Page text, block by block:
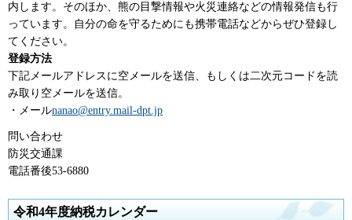
内します。そのほか、熊の目撃情報や火災連絡などの情報発信も行
っています。自分の命を守るためにも携帯電話などからぜひ登録し
てください。
登録方法
下記メールアドレスに空メールを送信、もしくは二次元コードを読
み取り空メールを送信。
・メールnanao@entry.mail-dpt.jp
問い合わせ
防災交通課
電話番後53-6880
令和4年度納税カレンダー